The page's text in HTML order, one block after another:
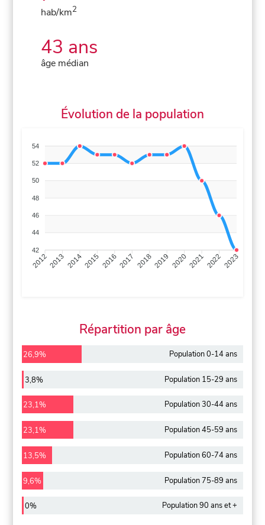
hab/km2
43 ans
âge médian
Évolution de la population
54
52
50
48
46
44
42
20122013 20142015 20162017 20182019 20202021 2022 2023
Répartition par âge
26,9% Population 0-14 ans
3,8% Population 15-29 ans
23,1% Population 30-44 ans
23,1% Population 45-59 ans
13,5% Population 60-74 ans
9,6% Population 75-89 ans
0% Population 90 ans et +